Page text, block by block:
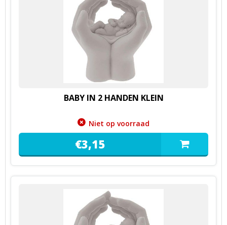
BABY IN 2 HANDEN KLEIN
Niet op voorraad
€3,15